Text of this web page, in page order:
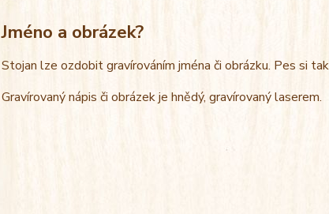
Jméno a obrázek?
Stojan lze ozdobit gravírováním jména či obrázku. Pes si
Gravírovaný nápis či obrázek je hnědý, gravírovaný laserem.